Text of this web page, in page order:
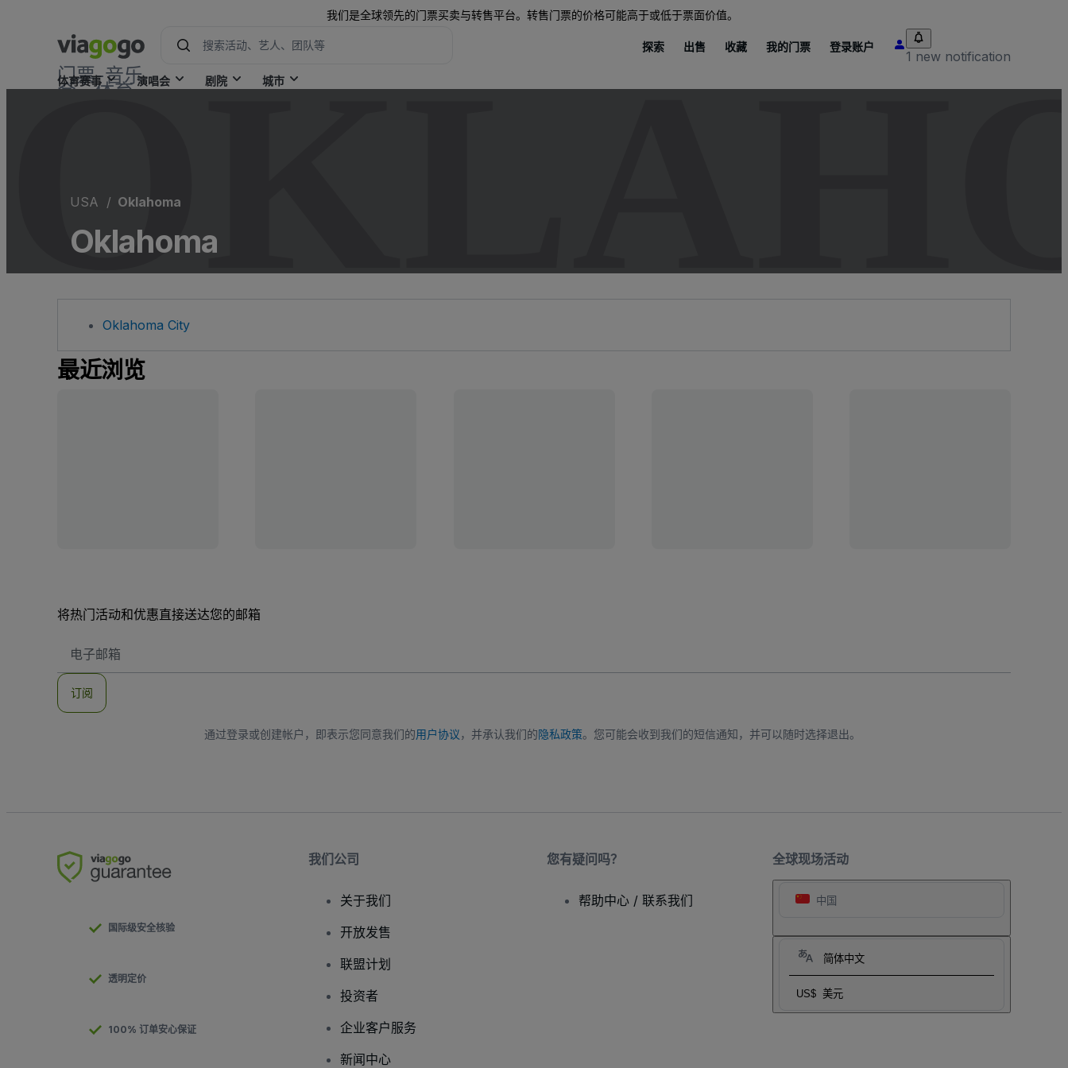
我们是全球领先的门票买卖与转售平台。转售门票的价格可能高于或低于票面价值。
门票-音乐
会，体育
探索 出售 收藏 我的门票 登录账户
1 new notification
体育赛事 演唱会 剧院 城市
USA Oklahoma
Oklahoma
Oklahoma City
最近浏览
将热门活动和优惠直接送达您的邮箱
子
地
订阅
通过登录或创建帐户，即表示您同意我们的用户协议，并承认我们的隐私政策。您可能会收到我们的短信通知，并可以随时选择退出。
全球现场活动
中国
简体中文
US$ 美元
国际级安全核验
透明定价
100% 订单安心保证
我们公司
关于我们
开放发售
联盟计划
投资者
企业客户服务
新闻中心
您有疑问吗？
帮助中心 / 联系我们